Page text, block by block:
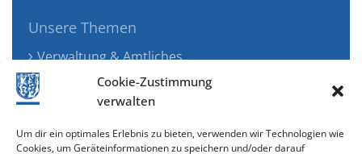
Cookie-Zustimmung
verwalten
Um dir ein optimales Erlebnis zu bieten, verwenden wir Technologien wie
Cookies, um Geräteinformationen zu speichern und/oder darauf
Unsere Themen
Verwaltung & Amtliches
Jugend, Familie & Gesundheit
Tourismus, Freizeit & Ökologie
Wirtschaft & Verkehr